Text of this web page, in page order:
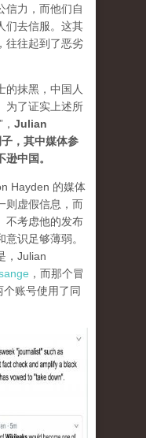
信力，而他们自
们去信服。这其
往往起到了恶劣
的抹黑，中国人
为了证实上述所
Julian
，其中媒体参
中国。
Hayden 的媒体
则虚假信息，而
不考虑他的发布
识足够薄弱。
，Julian
，而那个冒
账号使用了同